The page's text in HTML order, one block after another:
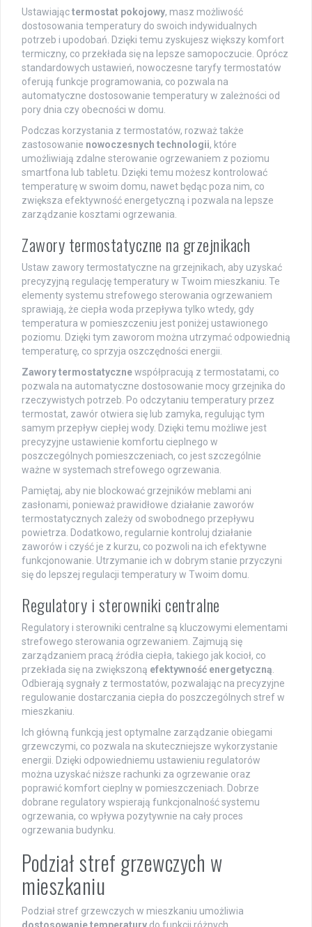
Ustawiająctermostat pokojowy, masz możliwość
dostosowania temperatury do swoich indywidualnych
potrzeb i upodobań. Dzięki temu zyskujesz większy komfort
termiczny, co przekłada się na lepsze samopoczucie. Oprócz
standardowych ustawień, nowoczesne taryfy termostatów
oferują funkcje programowania, co pozwala na
automatyczne dostosowanie temperatury w zależności od
pory dnia czy obecności w domu.
Podczas korzystania z termostatów, rozważ także
zastosowanie nowoczesnych technologii, które
umożliwiają zdalne sterowanie ogrzewaniem z poziomu
smartfona lub tabletu. Dzięki temu możesz kontrolować
temperaturę w swoim domu, nawet będąc poza nim, co
zwiększa efektywność energetyczną i pozwala na lepsze
zarządzanie kosztami ogrzewania.
Zawory termostatyczne na grzejnikach
Ustaw zawory termostatyczne na grzejnikach, aby uzyskać
precyzyjną regulację temperatury w Twoim mieszkaniu. Te
elementy systemu strefowego sterowania ogrzewaniem
sprawiają, że ciepła woda przepływa tylko wtedy, gdy
temperatura w pomieszczeniu jest poniżej ustawionego
poziomu. Dzięki tym zaworom można utrzymać odpowiednią
temperaturę, co sprzyja oszczędności energii.
Zawory termostatycznewspółpracują z termostatami, co
pozwala na automatyczne dostosowanie mocy grzejnika do
rzeczywistych potrzeb. Po odczytaniu temperatury przez
termostat, zawór otwiera się lub zamyka, regulując tym
samym przepływ ciepłej wody. Dzięki temu możliwe jest
precyzyjne ustawienie komfortu cieplnego w
poszczególnych pomieszczeniach, co jest szczególnie
ważne w systemach strefowego ogrzewania.
Pamiętaj, aby nie blockować grzejników meblami ani
zasłonami, ponieważ prawidłowe działanie zaworów
termostatycznych zależy od swobodnego przepływu
powietrza. Dodatkowo, regularnie kontroluj działanie
zaworów i czyść je z kurzu, co pozwoli na ich efektywne
funkcjonowanie. Utrzymanie ich w dobrym stanie przyczyni
się do lepszej regulacji temperatury w Twoim domu.
Regulatory i sterowniki centralne
Regulatory i sterowniki centralne są kluczowymi elementami
strefowego sterowania ogrzewaniem. Zajmują się
zarządzaniem pracą źródła ciepła, takiego jak kocioł, co
przekłada się na zwiększoną efektywność energetyczną
Odbierają sygnały z termostatów, pozwalając na precyzyjne
regulowanie dostarczania ciepła do poszczególnych stref w
mieszkaniu.
Ich główną funkcją jest optymalne zarządzanie obiegami
grzewczymi, co pozwala na skuteczniejsze wykorzystanie
energii. Dzięki odpowiedniemu ustawieniu regulatorów
można uzyskać niższe rachunki za ogrzewanie oraz
poprawić komfort cieplny w pomieszczeniach. Dobrze
dobrane regulatory wspierają funkcjonalność systemu
ogrzewania, co wpływa pozytywnie na cały proces
ogrzewania budynku.
Podział stref grzewczych w
mieszkaniu
Podział stref grzewczych w mieszkaniu umożliwia